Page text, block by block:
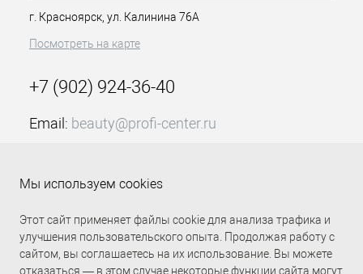
г. Красноярск, ул. Калинина 76А
Посмотреть на карте
+7 (902) 924-36-40
Email: beauty@profi-center.ru
Прямая связь Profi Center
Мы используем cookies
Этот сайт применяет файлы cookie для анализа трафика и
улучшения пользовательского опыта. Продолжая работу с
сайтом, вы соглашаетесь на их использование. Вы можете
отказаться — в этом случае некоторые функции сайта могут